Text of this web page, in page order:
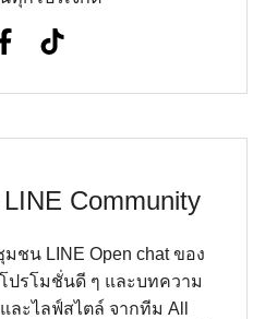
Community
ชน LINE Open chat ของ
ปรโมชั่นดี ๆ และบทความ
ะไลฟ์สไตล์ จากทีม All